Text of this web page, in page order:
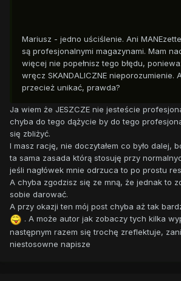
Mariusz - jedno uściślenie. Ani
są profesjonalnymi magazynami. Mam
więcej nie popełnisz tego błędu,
wręcz SKANDALICZNE nieporozumienie.
przecież unikać, prawda?
Ja wiem że JESZCZE nie jesteście
chyba do tego dążycie by do tego
się zbliżyć.
I masz rację, nie doczytałem co było dalej,
ta sama zasada którą stosuję przy
jeśli nagłówek mnie odrzuca to po prostu
A chyba zgodzisz się ze mną, że jednak to
sobie darować.
A przy okazji ten mój post chyba aż tak
. A może autor jak zobaczy tych kilka
następnym razem się trochę zreflektuje,
niestosowne napisze